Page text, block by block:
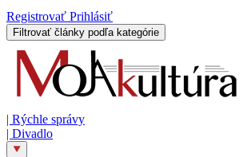
Registrovať Prihlásiť
Filtrovať články podľa kategórie
| Rýchle správy
| Divadlo